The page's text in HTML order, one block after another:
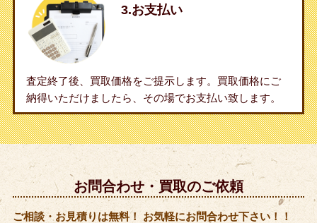
3.お支払い
査定終了後、買取価格をご提示します。買取価格にご
納得いただけましたら、その場でお支払い致します。
お問合わせ・買取のご依頼
ご相談・お見積りは無料！ お気軽にお問合わせ下さい！！